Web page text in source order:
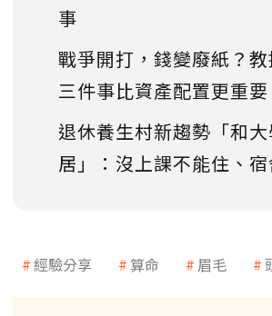
事
戰爭開打，錢變廢紙？
三件事比資產配置更重要
退休養生村新趨勢「和
居」：沒上課不能住、
經驗分享 算命 眉毛